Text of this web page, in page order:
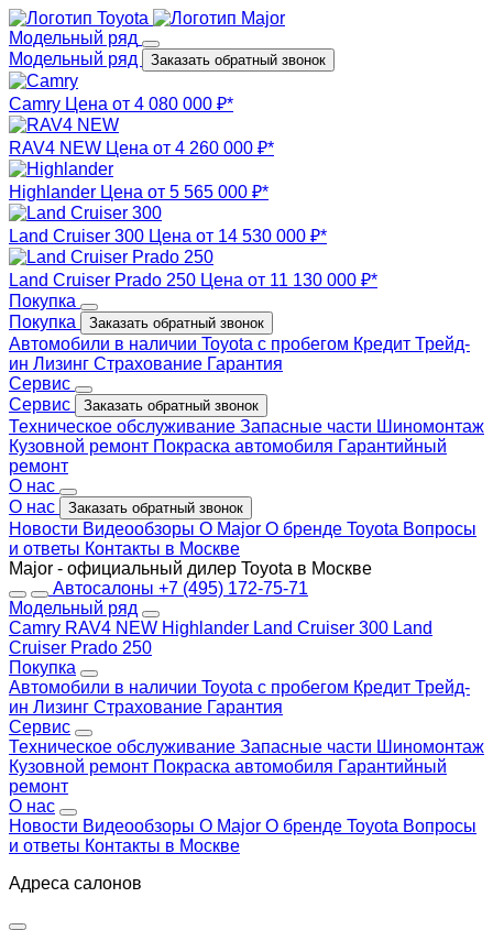
Модельный ряд
Модельный ряд
Заказать обратный звонок
Camry Цена от 4 080 000 ₽*
RAV4 NEW Цена от 4 260 000 ₽*
Highlander Цена от 5 565 000 ₽*
Land Cruiser 300 Цена от 14 530 000 ₽*
Land Cruiser Prado 250 Цена от 11 130 000 ₽*
Покупка
Покупка
Заказать обратный звонок
Автомобили в наличии Toyota с пробегом Кредит Трейд-
ин Лизинг Страхование Гарантия
Сервис
Сервис
Заказать обратный звонок
Техническое обслуживание Запасные части Шиномонтаж
Кузовной ремонт Покраска автомобиля Гарантийный
ремонт
О нас
О нас
Заказать обратный звонок
Новости Видеообзоры О Major О бренде Toyota Вопросы
и ответы Контакты в Москве
Major - официальный дилер Toyota в Москве
Автосалоны +7 (495) 172-75-71
Модельный ряд
Camry RAV4 NEW Highlander Land Cruiser 300 Land
Cruiser Prado 250
Покупка
Автомобили в наличии Toyota с пробегом Кредит Трейд-
ин Лизинг Страхование Гарантия
Сервис
Техническое обслуживание Запасные части Шиномонтаж
Кузовной ремонт Покраска автомобиля Гарантийный
ремонт
О нас
Новости Видеообзоры О Major О бренде Toyota Вопросы
и ответы Контакты в Москве
Адреса салонов